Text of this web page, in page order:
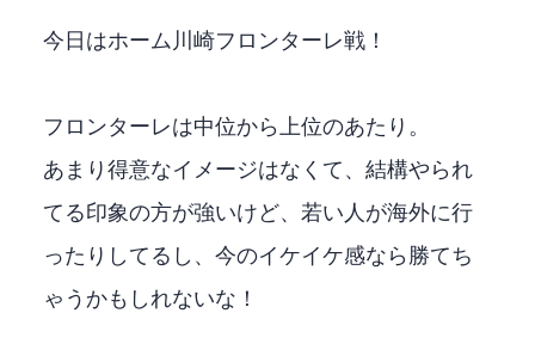
今日はホーム 川崎フロンターレ戦！
フロンターレは中位から上位のあたり。
あまり得意なイメージはなくて、結構やられ
てる印象の方が強いけど、若い人が海外に行
ったりしてるし、今のイケイケ感なら勝てち
ゃうかもしれないな！